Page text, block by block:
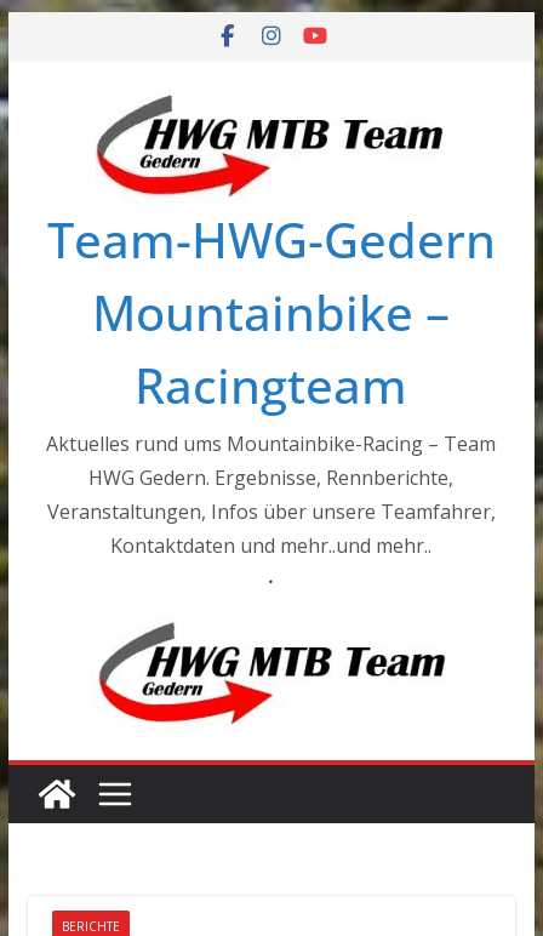
Zum
Inhalt
springen
Team-HWG-Gedern
Mountainbike –
Racingteam
Aktuelles rund ums Mountainbike-Racing – Team
HWG Gedern. Ergebnisse, Rennberichte,
Veranstaltungen, Infos über unsere Teamfahrer,
Kontaktdaten und mehr..und mehr..
.
BERICHTE